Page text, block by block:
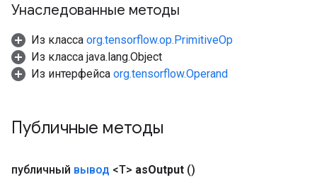
Унаследованные методы
Из класса org.tensorflow.op.PrimitiveOp
Из класса java.lang.Object
Из интерфейса org.tensorflow.Operand
Публичные методы
публичный вывод <T> asOutput ()